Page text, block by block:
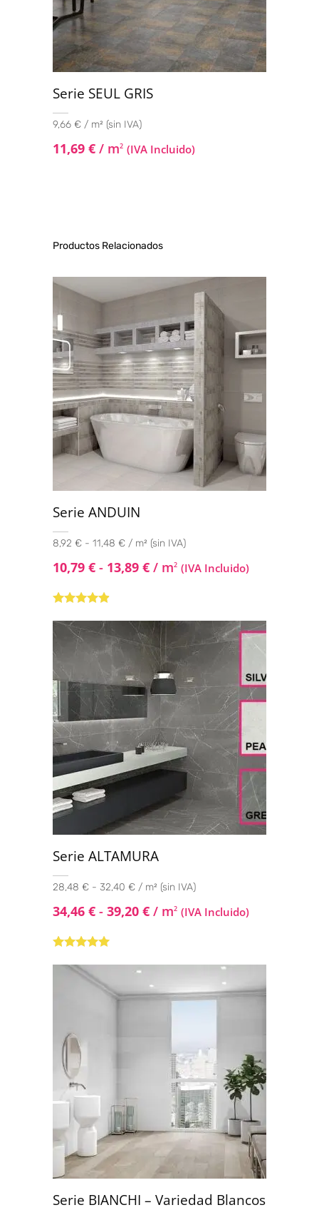
Serie SEUL GRIS
9,66 € / m² (sin IVA)
11,69 € / m2 (IVA Incluido)
Productos Relacionados
Serie ANDUIN
8,92 € - 11,48 € / m² (sin IVA)
10,79 € - 13,89 € / m2 (IVA Incluido)
con4.75de
5
Serie ALTAMURA
28,48 € - 32,40 € / m² (sin IVA)
34,46 € - 39,20 € / m2 (IVA Incluido)
5.00 de 5
Serie BIANCHI – Variedad Blancos